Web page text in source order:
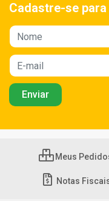
Cadastre-se
Meus
Notas